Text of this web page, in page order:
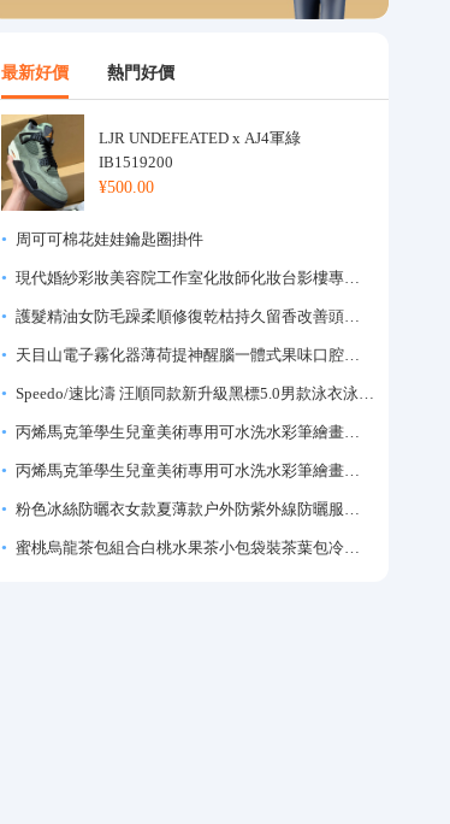
最新好價 熱門好價
LJR UNDEFEATED x AJ4軍綠
IB1519200
¥500.00
周可可棉花娃娃鑰匙圈掛件
現代婚紗彩妝美容院工作室化妝師化妝台影樓專業化妝師專用梳妝台
護髮精油女防毛躁柔順修復乾枯持久留香改善頭髮毛躁柔順劑神器
天目山電子霧化器薄荷提神醒腦一體式果味口腔噴霧吸入式戒煙神器
Speedo/速比濤 汪順同款新升級黑標5.0男款泳衣泳褲溫泉游泳套裝
丙烯馬克筆學生兒童美術專用可水洗水彩筆繪畫彩色塗鴉畫筆不透色可疊色防水手繪diy丙烯顏料筆水性填色筆
丙烯馬克筆學生兒童美術專用可水洗水彩筆繪畫彩色塗鴉畫筆不透色可疊色防水手繪diy丙烯顏料筆水性填色筆
粉色冰絲防曬衣女款夏薄款户外防紫外線防曬服修身緊身短外套上衣
蜜桃烏龍茶包組合白桃水果茶小包袋裝茶葉包冷泡茶泡水喝的東西